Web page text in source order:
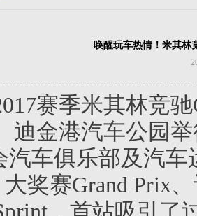
唤醒玩车热情！米其林
赛季米其林竞
迪金港汽车公园
汽车俱乐部及汽
大奖赛Grand Prix